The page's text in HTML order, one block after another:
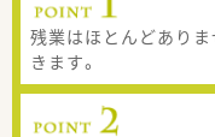
残業はほとんどあり
きます。